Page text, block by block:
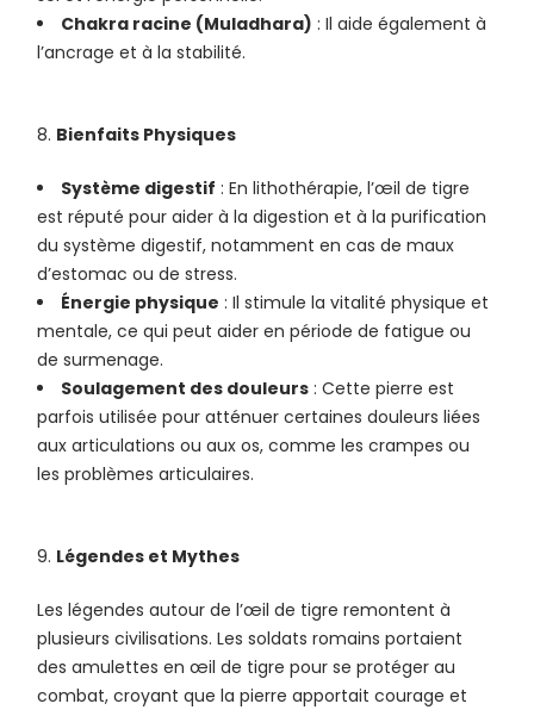
Chakra racine (Muladhara) : Il aide également à
l’ancrage et à la stabilité.
Bienfaits Physiques
Système digestif : En lithothérapie, l’œil de tigre
est réputé pour aider à la digestion et à la purification
du système digestif, notamment en cas de maux
d’estomac ou de stress.
Énergie physique : Il stimule la vitalité physique et
mentale, ce qui peut aider en période de fatigue ou
de surmenage.
Soulagement des douleurs : Cette pierre est
parfois utilisée pour atténuer certaines douleurs liées
aux articulations ou aux os, comme les crampes ou
les problèmes articulaires.
Légendes et Mythes
Les légendes autour de l’œil de tigre remontent à
plusieurs civilisations. Les soldats romains portaient
des amulettes en œil de tigre pour se protéger au
combat, croyant que la pierre apportait courage et